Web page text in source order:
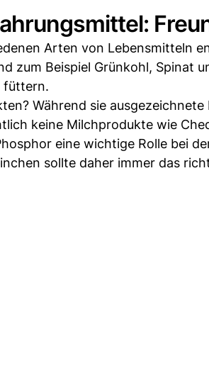
Arten von Lebensmitteln
zum Beispiel Grünkohl, Spinat
füttern.
Während sie
keine Milchprodukte wie
eine wichtige Rolle bei
sollte daher immer das